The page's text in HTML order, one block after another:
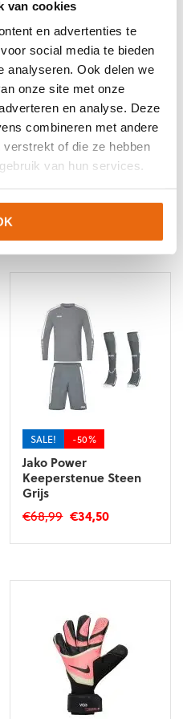
van cookies
en advertenties te
social media te bieden
analyseren. Ook delen we
onze site met onze
en analyse. Deze
combineren met andere
of die ze hebben
van hun services.
Eigenschappen
Maat: 164
Maat: S
Maat: M
Maat: L
Maat: XL
extra levertijd
niet terugnemen.
Jako
SALE,
,Keeperstenue kind ,Senior
SALE! -50%
Jako Power
Keeperstenue Steen
Grijs
€68,99 Oorspronkelijke
€34,50Huidige
Dit
gekozen